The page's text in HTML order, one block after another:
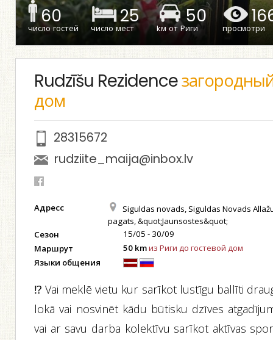
60
число гостей
25
число мест
50
kм от Риги просмотри
Rudzīšu Rezidence
дом
28315672
rudziite_maija@inbox.lv
Адресс
Siguldas novads, Siguldas Novads
pagats, &quot;Jaunsostes&quot;
Сезон 15/05 - 30/09
Маршрут 50 kmиз Риги до гостевой дом
Языки общения
⁉️ Vai meklē vietu kur sarīkot lustīgu ballīti
lokā vai nosvinēt kādu būtisku dzīves
vai ar savu darba kolektīvu sarīkot aktīvas